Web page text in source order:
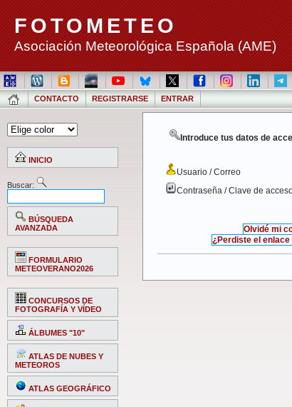
FOTOMETEO
Asociación Meteorológica Española (AME)
CONTACTO REGISTRARSE ENTRAR
INICIO
Buscar:
BÚSQUEDA
AVANZADA
FORMULARIO
METEOVERANO2026
CONCURSOS DE
FOTOGRAFÍA Y VÍDEO
ÁLBUMES "10"
ATLAS DE NUBES Y
METEOROS
ATLAS GEOGRÁFICO
Introduce tus datos de
Usuario / Correo
Contraseña / Clave de
Olvidé mi
¿Perdiste el